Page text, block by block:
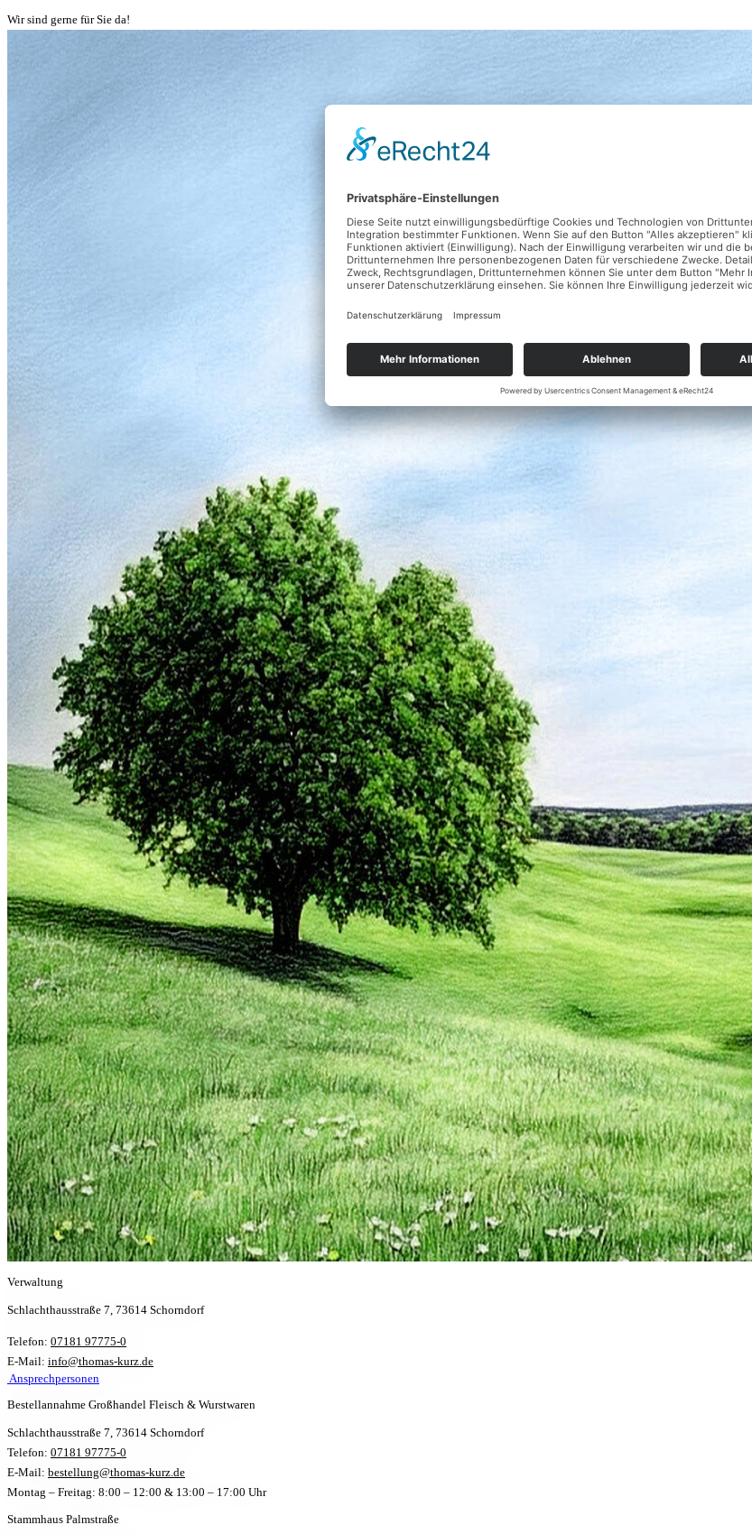
Wir sind gerne für Sie da!
Verwaltung
Schlachthausstraße 7, 73614 Schorndorf
Telefon: 07181 97775-0
E-Mail: info@thomas-kurz.de
Ansprechpersonen
Bestellannahme Großhandel Fleisch & Wurstwaren
Schlachthausstraße 7, 73614 Schorndorf
Telefon: 07181 97775-0
E-Mail: bestellung@thomas-kurz.de
Montag – Freitag: 8:00 – 12:00 & 13:00 – 17:00 Uhr
Stammhaus Palmstraße